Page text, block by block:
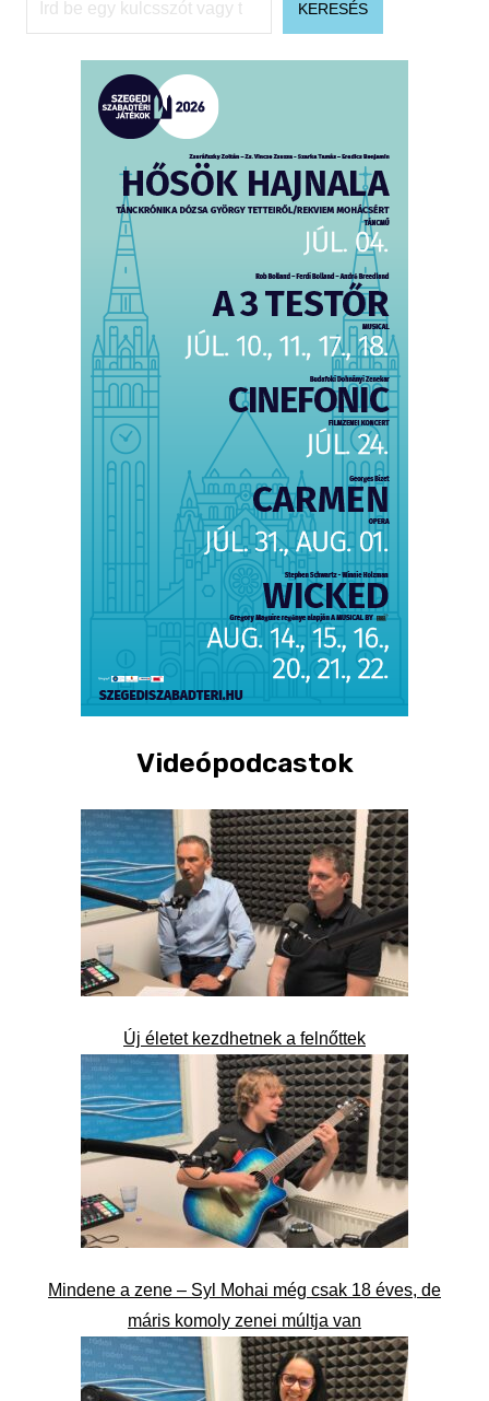
KERESÉS
Videópodcastok
Új életet kezdhetnek a felnőttek
Mindene a zene – Syl Mohai még csak 18 éves, de
máris komoly zenei múltja van